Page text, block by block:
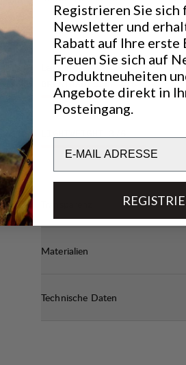
Leistung
Materialien
Technische Daten
Registrieren Sie sich
Newsletter und
Rabatt auf Ihre erste
Freuen Sie sich auf
Produktneuheiten
Angebote direkt in
Posteingang.